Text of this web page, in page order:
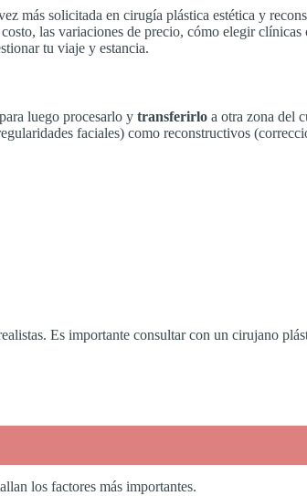
más solicitada en cirugía plástica estética y
las variaciones de precio, cómo elegir
tu viaje y estancia.
luego procesarlo y transferirlo a otra zona del
faciales) como reconstructivos
Es importante consultar con un cirujano
los factores más importantes.